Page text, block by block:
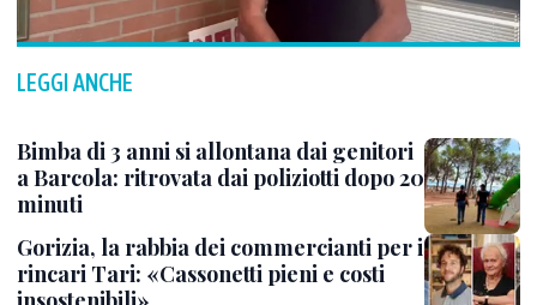
LEGGI ANCHE
Bimba di 3 anni si allontana dai genitori
a Barcola: ritrovata dai poliziotti dopo 20
minuti
Gorizia, la rabbia dei commercianti per i
rincari Tari: «Cassonetti pieni e costi